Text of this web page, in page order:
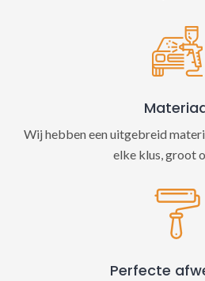
Wij hebben een uitgebreid
elke klus, groot
Perfecte